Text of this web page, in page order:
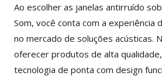
Ao escolher as janelas antirruído
Som, você conta com a experiência
no mercado de soluções acústicas.
oferecer produtos de alta
tecnologia de ponta com design